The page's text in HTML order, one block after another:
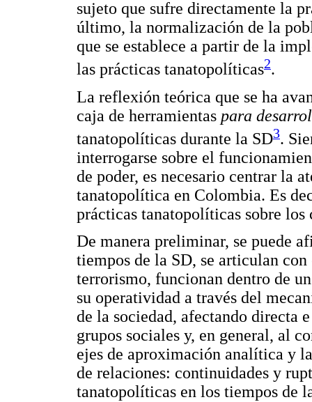
sujeto que sufre directamente la
último, la normalización de la
que se establece a partir de la
las prácticas tanatopolíticas2.
La reflexión teórica que se ha
caja de herramientas para
tanatopolíticas durante la SD3.
interrogarse sobre el
de poder, es necesario centrar la
tanatopolítica en Colombia. Es
prácticas tanatopolíticas sobre
De manera preliminar, se puede
tiempos de la SD, se articulan
terrorismo, funcionan dentro de
su operatividad a través del
de la sociedad, afectando directa
grupos sociales y, en general, al
ejes de aproximación analítica y
de relaciones: continuidades y
tanatopolíticas en los tiempos de